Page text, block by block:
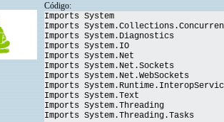
Código:
Imports System
Imports
Imports System.Diagnostics
Imports System.IO
Imports System.Net
Imports System.Net.Sockets
Imports System.Net.WebSockets
Imports
Imports System.Text
Imports System.Threading
Imports System.Threading.Tasks